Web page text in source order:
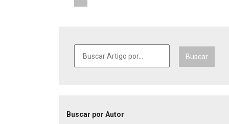
Buscar
Buscar por Autor